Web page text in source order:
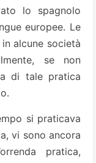
lo spagnolo
europee. Le
alcune società
se non
di tale pratica
si praticava
vi sono ancora
pratica,